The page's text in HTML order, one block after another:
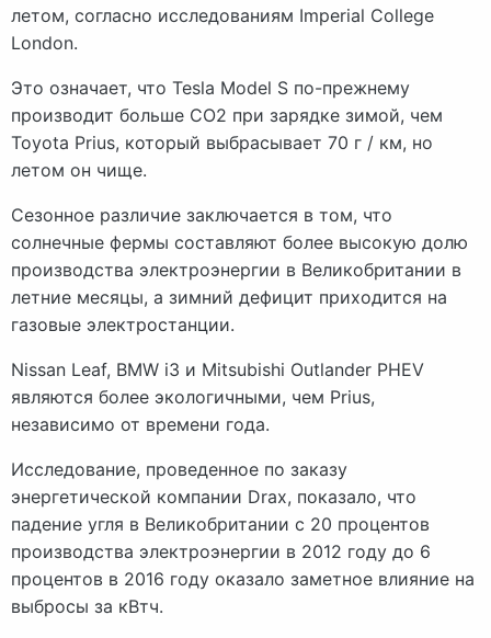
летом, согласно исследованиям Imperial College
London.
Это означает, что Tesla Model S по-прежнему
производит больше CO2 при зарядке зимой, чем
Toyota Prius, который выбрасывает 70 г / км, но
летом он чище.
Сезонное различие заключается в том, что
солнечные фермы составляют более высокую долю
производства электроэнергии в Великобритании в
летние месяцы, а зимний дефицит приходится на
газовые электростанции.
Nissan Leaf, BMW i3 и Mitsubishi Outlander PHEV
являются более экологичными, чем Prius,
независимо от времени года.
Исследование, проведенное по заказу
энергетической компании Drax, показало, что
падение угля в Великобритании с 20 процентов
производства электроэнергии в 2012 году до 6
процентов в 2016 году оказало заметное влияние на
выбросы за кВтч.